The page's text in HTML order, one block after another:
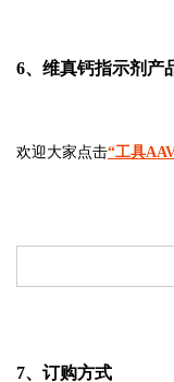
6、维真钙指示剂产
欢迎大家点击“工具
7、订购方式